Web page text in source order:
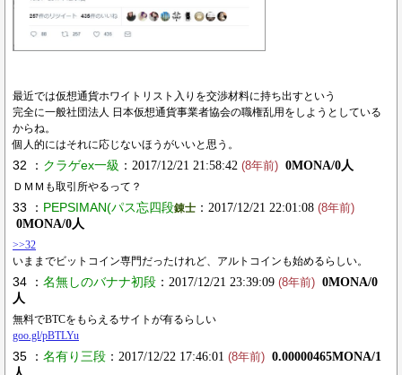
最近では仮想通貨ホワイトリスト入りを交渉材料に持ち出すという
完全に一般社団法人 日本仮想通貨事業者協会の職権乱用をしようとしている
からね。
個人的にはそれに応じないほうがいいと思う。
32 ： クラゲex一級 ：2017/12/21 21:58:42 (8年前) 0MONA/0人
ＤＭＭも取引所やるって？
33 ： PEPSIMAN(パス忘四段錬士 ：2017/12/21 22:01:08 (8年前)
0MONA/0人
>>32
いままでビットコイン専門だったけれど、アルトコインも始めるらしい。
34 ： 名無しのバナナ初段 ：2017/12/21 23:39:09 (8年前) 0MONA/0
人
無料でBTCをもらえるサイトが有るらしい
goo.gl/pBTLYu
35 ： 名有り三段 ：2017/12/22 17:46:01 (8年前) 0.00000465MONA/1